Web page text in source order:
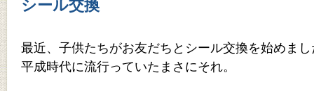
シール交換
最近、子供たちがお友だちとシール交換を始めまし
平成時代に流行っていたまさにそれ。